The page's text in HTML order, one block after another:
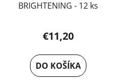
BRIGHTENING - 12 ks
€11,20
DO KOŠÍKA